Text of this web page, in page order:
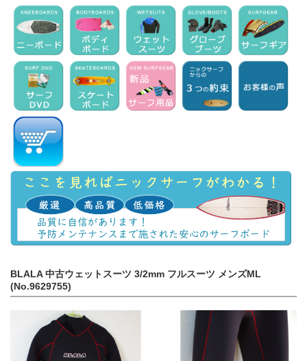
BLALA 中古ウェットスーツ 3/2mm フルスーツ メンズML
(No.9629755)